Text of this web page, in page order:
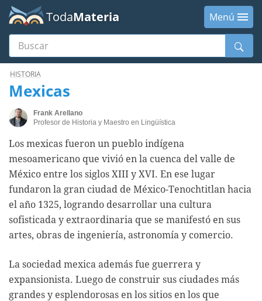
TodaMateria
Menú
Buscar
Menú
HISTORIA
Mexicas
Frank Arellano
Profesor de Historia y Maestro en Lingüística
Los mexicas fueron un pueblo indígena
mesoamericano que vivió en la cuenca del valle de
México entre los siglos XIII y XVI. En ese lugar
fundaron la gran ciudad de México-Tenochtitlan hacia
el año 1325, logrando desarrollar una cultura
sofisticada y extraordinaria que se manifestó en sus
artes, obras de ingeniería, astronomía y comercio.
La sociedad mexica además fue guerrera y
expansionista. Luego de construir sus ciudades más
grandes y esplendorosas en los sitios en los que